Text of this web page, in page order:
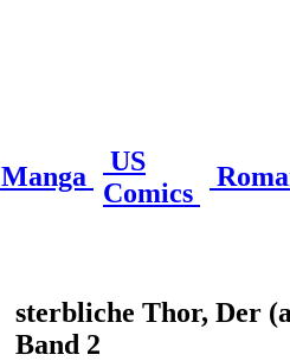
Manga
US
Comics
sterbliche Thor, Der
Band 2